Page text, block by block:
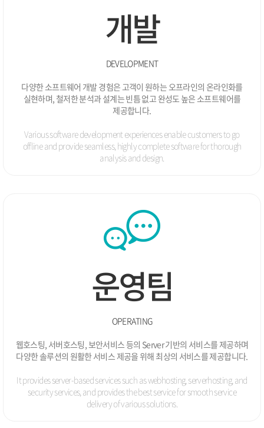
개발
DEVELOPMENT
다양한 소프트웨어 개발 경험은 고객이 원하는 오프라인의 온라인화를
실현하며, 철저한 분석과 설계는 빈틈 없고 완성도 높은 소프트웨어를
제공합니다.
Various software development experiences enable customers to go
offline and provide seamless, highly complete software for thorough
analysis and design.
운영팀
OPERATING
웹호스팅, 서버호스팅, 보안서비스 등의 Server 기반의 서비스를 제공하며
다양한 솔루션의 원활한 서비스 제공을 위해 최상의 서비스를 제공합니다.
It provides server-based services such as webhosting, serverhosting, and
security services, and provides the best service for smooth service
delivery of various solutions.